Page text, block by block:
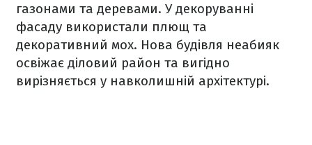
газонами та деревами. У декоруванні
фасаду використали плющ та
декоративний мох. Нова будівля неабияк
освіжає діловий район та вигідно
вирізняється у навколишній архітектурі.